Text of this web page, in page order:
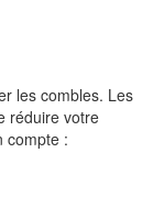
les combles. Les
réduire votre
compte :